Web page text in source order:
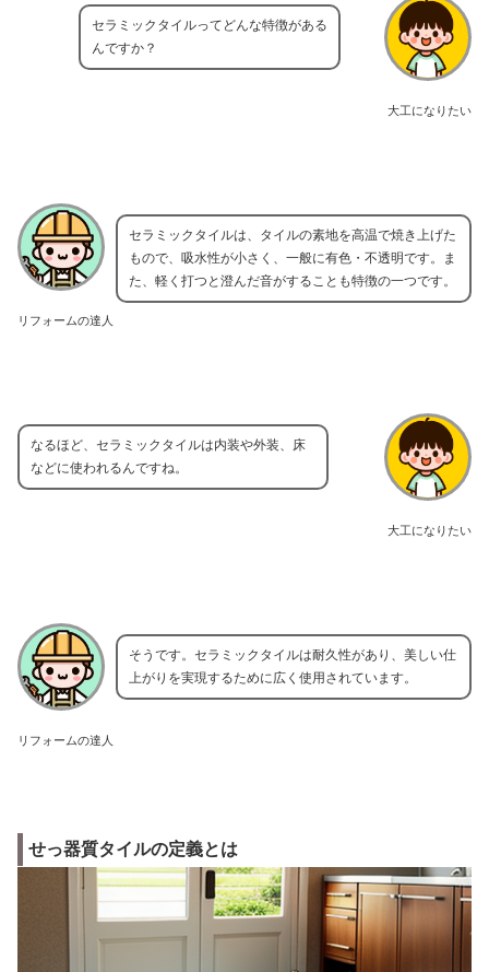
大工になりたい
セラミックタイルってどんな特徴がある
んですか？
リフォームの達人
セラミックタイルは、タイルの素地を高温で焼き上げた
もので、吸水性が小さく、一般に有色・不透明です。ま
た、軽く打つと澄んだ音がすることも特徴の一つです。
大工になりたい
なるほど、セラミックタイルは内装や外装、床
などに使われるんですね。
リフォームの達人
そうです。セラミックタイルは耐久性があり、美しい仕
上がりを実現するために広く使用されています。
せっ器質タイルの定義とは